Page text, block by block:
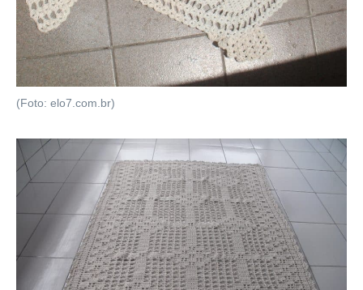
(Foto: elo7.com.br)